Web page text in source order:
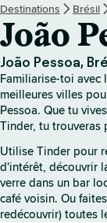
Destinations Brésil
João
João Pessoa,
Familiarise-toi avec
meilleures villes
Pessoa. Que tu
Tinder, tu trouveras
Utilise Tinder pour
d'intérêt, découvrir
verre dans un bar
café voisin. Ou
redécouvrir) toutes